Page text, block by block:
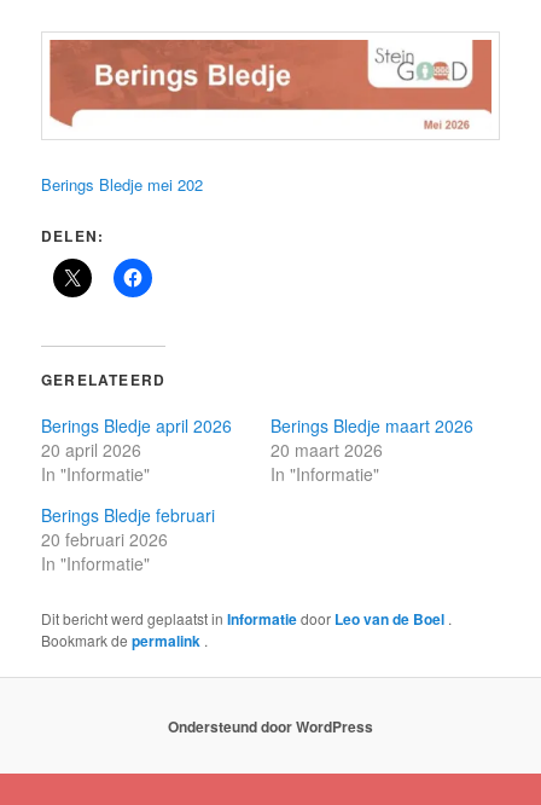
Berings Bledje mei 202
DELEN:
GERELATEERD
Berings Bledje april 2026
20 april 2026
In "Informatie"
Berings Bledje maart 2026
20 maart 2026
In "Informatie"
Berings Bledje februari
20 februari 2026
In "Informatie"
Dit bericht werd geplaatst inInformatiedoor Leo van de Boel .
Bookmark depermalink .
Ondersteund door WordPress